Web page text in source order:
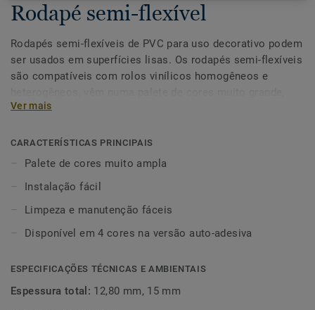
Rodapé semi-flexível
Rodapés semi-flexíveis de PVC para uso decorativo podem
ser usados em superfícies lisas. Os rodapés semi-flexíveis
são compatíveis com rolos vinílicos homogêneos e
tornando-os muito fáceis de coordenar com os
facilita a instalação.
Ver mais
CARACTERÍSTICAS PRINCIPAIS
Palete de cores muito ampla
Instalação fácil
Limpeza e manutenção fáceis
Disponível em 4 cores na versão auto-adesiva
ESPECIFICAÇÕES TÉCNICAS E AMBIENTAIS
Espessura total: 12,80 mm, 15 mm